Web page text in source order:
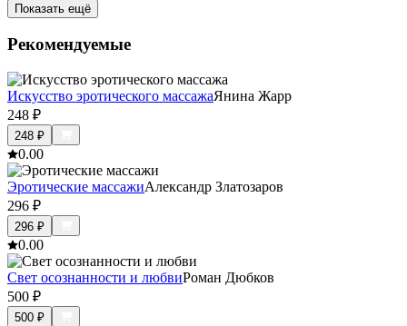
Показать ещё
Рекомендуемые
Искусство эротического массажаЯнина Жарр
248 ₽
248 ₽
0.00
Эротические массажиАлександр Златозаров
296 ₽
296 ₽
0.00
Свет осознанности и любвиРоман Дюбков
500 ₽
500 ₽